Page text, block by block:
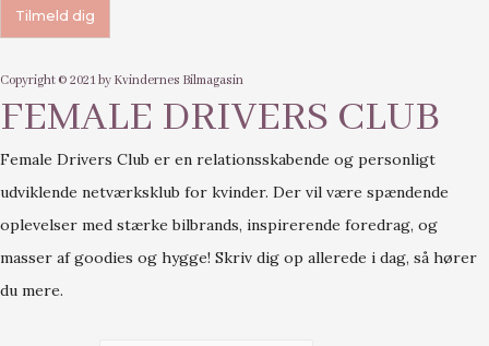
Copyright © 2021 by Kvindernes Bilmagasin
FEMALE DRIVERS CLUB
Female Drivers Club er en relationsskabende og personligt
udviklende netværksklub for kvinder. Der vil være spændende
oplevelser med stærke bilbrands, inspirerende foredrag, og
masser af goodies og hygge! Skriv dig op allerede i dag, så hører
du mere.